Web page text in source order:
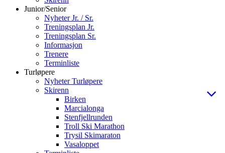
Junior/Senior
Nyheter Jr. / Sr.
Treningsplan Jr.
Treningsplan Sr.
Informasjon
Trenere
Terminliste
Turløpere
Nyheter Turløpere
Skirenn
Birken
Marcialonga
Stenfjellrunden
Troll Ski Marathon
Trysil Skimaraton
Vasaloppet